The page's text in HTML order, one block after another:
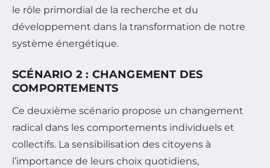
le rôle primordial de la recherche et du
développement dans la transformation de notre
système énergétique.
SCÉNARIO 2 : CHANGEMENT DES
COMPORTEMENTS
Ce deuxième scénario propose un changement
radical dans les comportements individuels et
collectifs. La sensibilisation des citoyens à
l’importance de leurs choix quotidiens,